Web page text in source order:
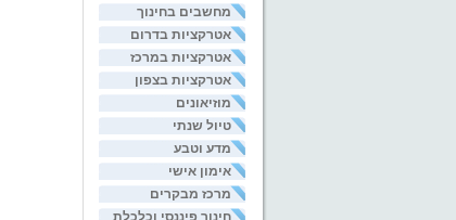
מחשבים בחינוך
אטרקציות בדרום
אטרקציות במרכז
אטרקציות בצפון
מוזיאונים
טיול שנתי
מדע וטבע
אימון אישי
מרכז מבקרים
חינוך פיננסי וכלכלת